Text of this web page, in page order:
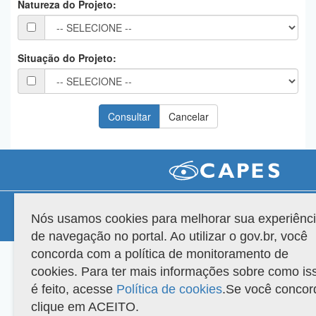
Planalto
Natureza do Projeto:
Situação do Projeto:
Versão do sistema: 3.88.9 Copyright 2022 Capes. Todos os direitos reservados.
Nós usamos cookies para melhorar sua
de navegação no portal. Ao utilizar o gov.br, você
concorda com a política de monitoramento de
cookies. Para ter mais informações sobre como
é feito, acesse Política de cookies.Se você
clique em ACEITO.